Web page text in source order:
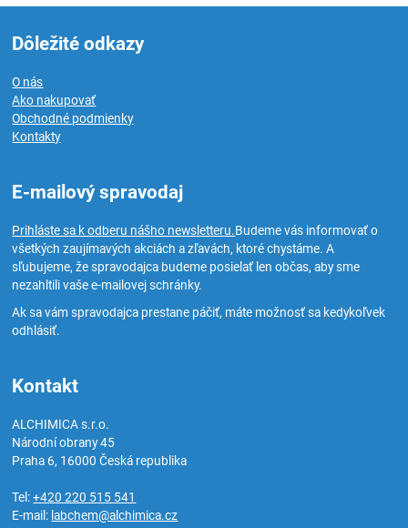
Dôležité odkazy
O nás
Ako nakupovať
Obchodné podmienky
Kontakty
E-mailový spravodaj
Prihláste sa k odberu nášho newsletteru.Budeme vás informovať o
všetkých zaujímavých akciách a zľavách, ktoré chystáme. A
sľubujeme, že spravodajca budeme posielať len občas, aby sme
nezahltili vaše e-mailovej schránky.
Ak sa vám spravodajca prestane páčiť, máte možnosť sa kedykoľvek
odhlásiť.
Kontakt
ALCHIMICA s.r.o.
Národní obrany 45
Praha 6, 16000Česká republika
Tel:+420 220 515 541
E-mail: labchem@alchimica.cz